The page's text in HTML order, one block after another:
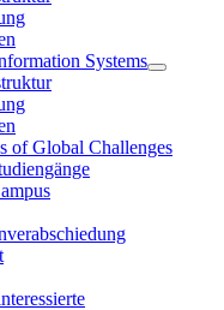
Systems
of Global Challenges